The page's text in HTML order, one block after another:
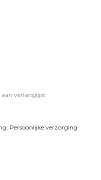
aan verlanglijst
, Persoonlijke verzorging